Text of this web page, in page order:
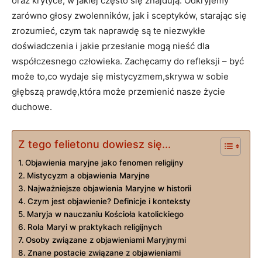
zarówno głosy‍ zwolenników, jak i ⁣sceptyków, starając się
zrozumieć, czym tak naprawdę są​ te niezwykłe
‌doświadczenia i jakie przesłanie mogą nieść dla
współczesnego ​człowieka.‌ Zachęcamy ⁤do refleksji⁤ – być‍
może​ to,co wydaje się mistycyzmem,skrywa w⁤ sobie
głębszą⁤ prawdę,która może przemienić⁢ nasze życie
⁣duchowe.
Z tego felietonu dowiesz się...
Objawienia maryjne jako⁢ fenomen religijny
Mistycyzm a objawienia Maryjne
Najważniejsze objawienia Maryjne w ⁢historii
Czym jest objawienie? Definicje i konteksty
Maryja w‍ nauczaniu Kościoła katolickiego
Rola ⁢Maryi w praktykach religijnych
Osoby związane⁣ z‍ objawieniami Maryjnymi
Znane postacie⁣ związane z objawieniami